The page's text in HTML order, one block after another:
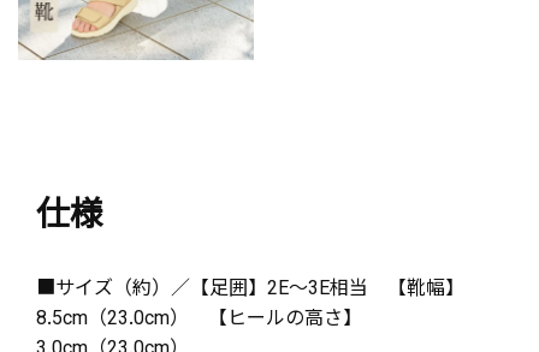
仕様
■サイズ（約）／【足囲】2E～3E相当 【靴幅】
8.5cm（23.0cm） 【ヒールの高さ】
3.0cm（23.0cm）